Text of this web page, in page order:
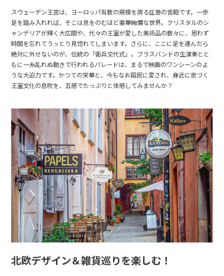
スウェーデン王宮は、ヨーロッパ有数の規模を誇る圧巻の宮殿です。一歩
足を踏み入れれば、そこは息をのむほど豪華絢爛な世界。クリスタルのシ
ャンデリアが輝く大広間や、代々の王室が愛した美術品の数々に、思わず
時間を忘れてうっとり見惚れてしまいます。さらに、ここに足を運んだら
絶対に外せないのが、伝統の「衛兵交代式」。ブラスバンドの生演奏とと
もに一糸乱れぬ動きで行われるパレードは、まるで映画のワンシーンのよ
うな大迫力です。かつての栄華と、今もなお国民に愛され、身近に息づく
王室文化の息吹を、五感でたっぷりと体感してみませんか？
北欧デザイン＆雑貨巡りを楽しむ！